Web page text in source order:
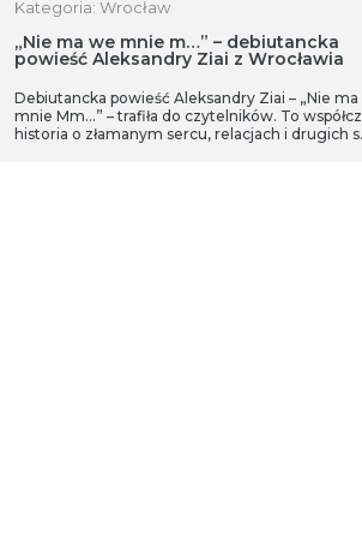
Kategoria: Wrocław
„Nie ma we mnie m…” – debiutancka
powieść Aleksandry Ziai z Wrocławia
Debiutancka powieść Aleksandry Ziai – „Nie ma
mnie Mm…” – trafiła do czytelników. To
historia o złamanym sercu, relacjach i drugich